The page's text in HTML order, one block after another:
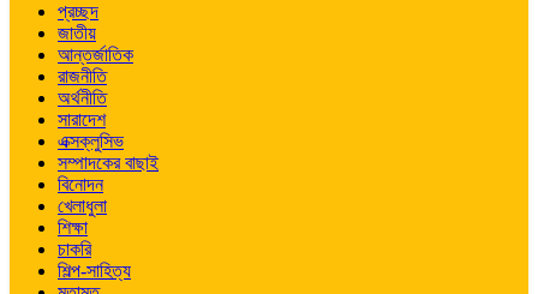
প্রচ্ছদ
জাতীয়
আন্তর্জাতিক
রাজনীতি
অর্থনীতি
সারাদেশ
এক্সক্লুসিভ
সম্পাদকের বাছাই
বিনোদন
খেলাধুলা
শিক্ষা
চাকরি
শিল্প-সাহিত্য